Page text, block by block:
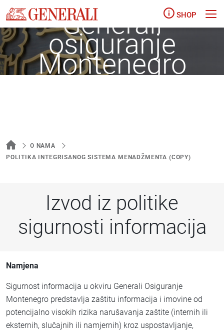
SHOP
Generali
osiguranje
Montenegro
O NAMA
POLITIKA INTEGRISANOG SISTEMA MENADŽMENTA (COPY)
Izvod iz politike
sigurnosti informacija
Namjena
Sigurnost informacija u okviru Generali Osiguranje
Montenegro predstavlja zaštitu informacija i imovine od
potencijalno visokih rizika narušavanja zaštite (internih ili
eksternih, slučajnih ili namjernih) kroz uspostavljanje,